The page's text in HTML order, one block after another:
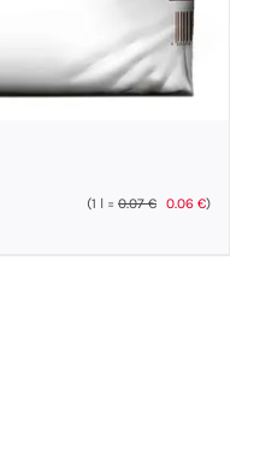
(1 l =0.07€ 0.06€)